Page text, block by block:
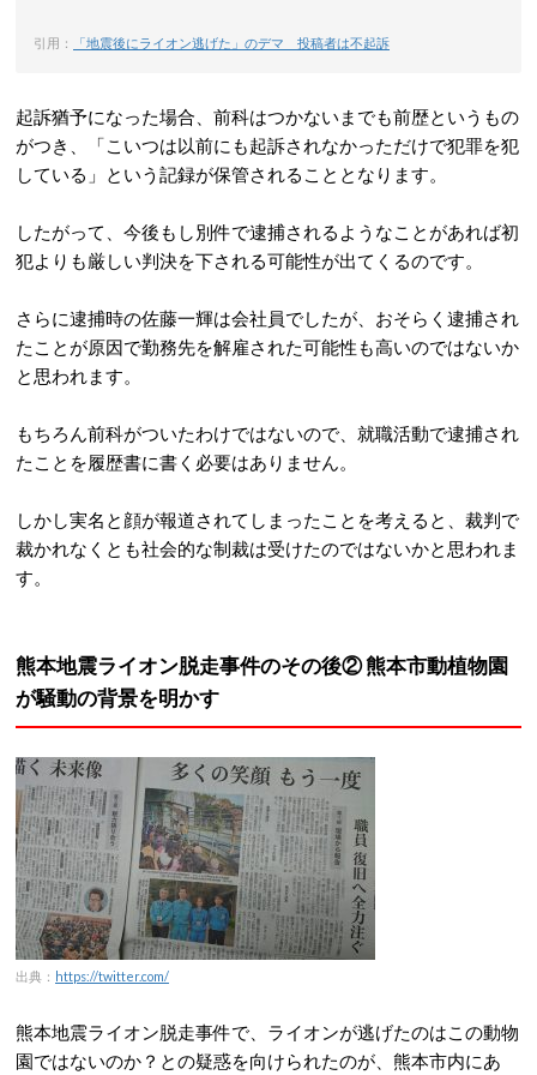
引用： 「地震後にライオン逃げた」のデマ 投稿者は不起訴
起訴猶予になった場合、前科はつかないまでも前歴というもの
がつき、「こいつは以前にも起訴されなかっただけで犯罪を犯
している」という記録が保管されることとなります。
したがって、今後もし別件で逮捕されるようなことがあれば初
犯よりも厳しい判決を下される可能性が出てくるのです。
さらに逮捕時の佐藤一輝は会社員でしたが、おそらく逮捕され
たことが原因で勤務先を解雇された可能性も高いのではないか
と思われます。
もちろん前科がついたわけではないので、就職活動で逮捕され
たことを履歴書に書く必要はありません。
しかし実名と顔が報道されてしまったことを考えると、裁判で
裁かれなくとも社会的な制裁は受けたのではないかと思われま
す。
熊本地震ライオン脱走事件のその後② 熊本市動植物園
が騒動の背景を明かす
出典： https://twitter.com/
熊本地震ライオン脱走事件で、ライオンが逃げたのはこの動物
園ではないのか？との疑惑を向けられたのが、熊本市内にあ